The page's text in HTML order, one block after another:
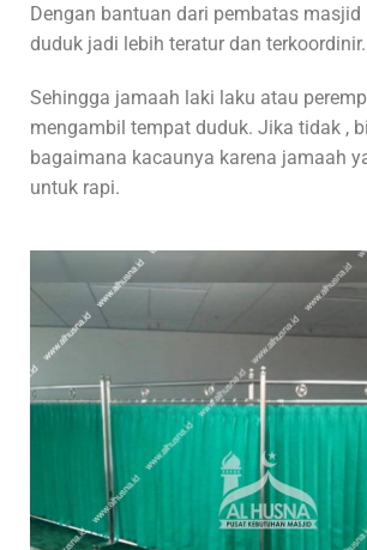
Dengan bantuan dari pembatas masjid
duduk jadi lebih teratur dan terkoordinir.
Sehingga jamaah laki laku atau
mengambil tempat duduk. Jika tidak ,
bagaimana kacaunya karena jamaah
untuk rapi.